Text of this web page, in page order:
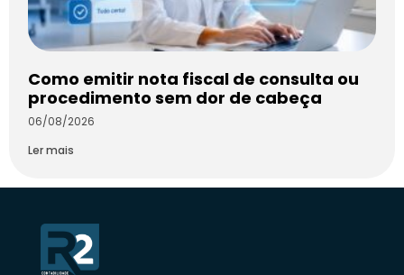
Como emitir nota fiscal de consulta ou
procedimento sem dor de cabeça
06/08/2026
Ler mais